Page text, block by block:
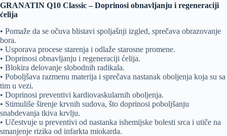
GRANATIN Q10 Classic – Doprinosi obnavljanju i regeneraciji
ćelija
• Pomaže da se očuva blistavi spoljašnji izgled, sprečava obrazovanje
bora.
• Usporava procese starenja i odlaže starosne promene.
• Doprinosi obnavljanju i regeneraciji ćelija.
• Blokira delovanje slobodnih radikala.
• Poboljšava razmenu materija i sprečava nastanak oboljenja koja su sa
tim u vezi.
• Doprinosi preventivi kardiovaskularnih oboljenja.
• Stimuliše širenje krvnih sudova, što doprinosi poboljšanju
snabdevanja tkiva krvlju.
• Učestvuje u preventivi od nastanka ishemijske bolesti srca i utiče na
smanjenje rizika od infarkta miokarda.